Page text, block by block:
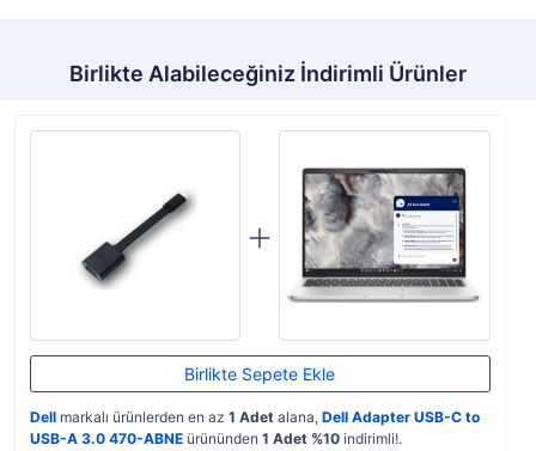
Birlikte Alabileceğiniz İndirimli Ürünler
Birlikte Sepete Ekle
Dell markalı ürünlerden en az 1 Adet alana, Dell Adapter USB-C to
USB-A 3.0 470-ABNE ürününden 1 Adet %10 indirimli!.